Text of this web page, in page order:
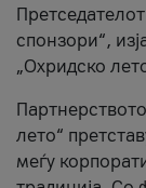
спонзори“,
„Охридско
лето“
меѓу